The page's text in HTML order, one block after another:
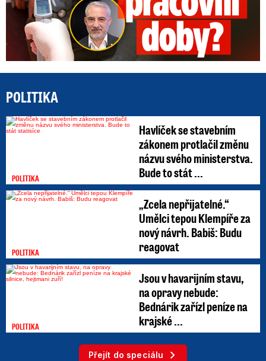
POLITIKA
POLITIKA
Havlíček se stavebním
zákonem protlačil změnu
názvu svého ministerstva.
Bude to stát ...
POLITIKA
„Zcela nepřijatelné.“
Umělci tepou Klempíře za
nový návrh. Babiš: Budu
reagovat
POLITIKA
Jsou v havarijním stavu,
na opravy nebude:
Bednárik zařízl peníze na
krajské ...
Přejít do speciálu